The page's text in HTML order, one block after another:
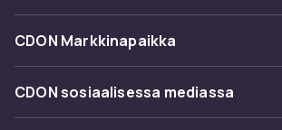
Takaisinvedot
Tuotemerkit
Tietoa meistä
Asiakasarvionnit
CDON Markkinapaikka
Merchant Help Center
CDON sosiaalisessa mediassa